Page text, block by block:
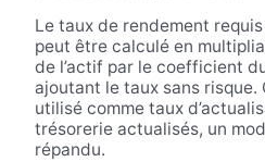
Le taux de rendement
peut être calculé en
de l’actif par le coefficient
ajoutant le taux sans risque.
utilisé comme taux
trésorerie actualisés, un
répandu.